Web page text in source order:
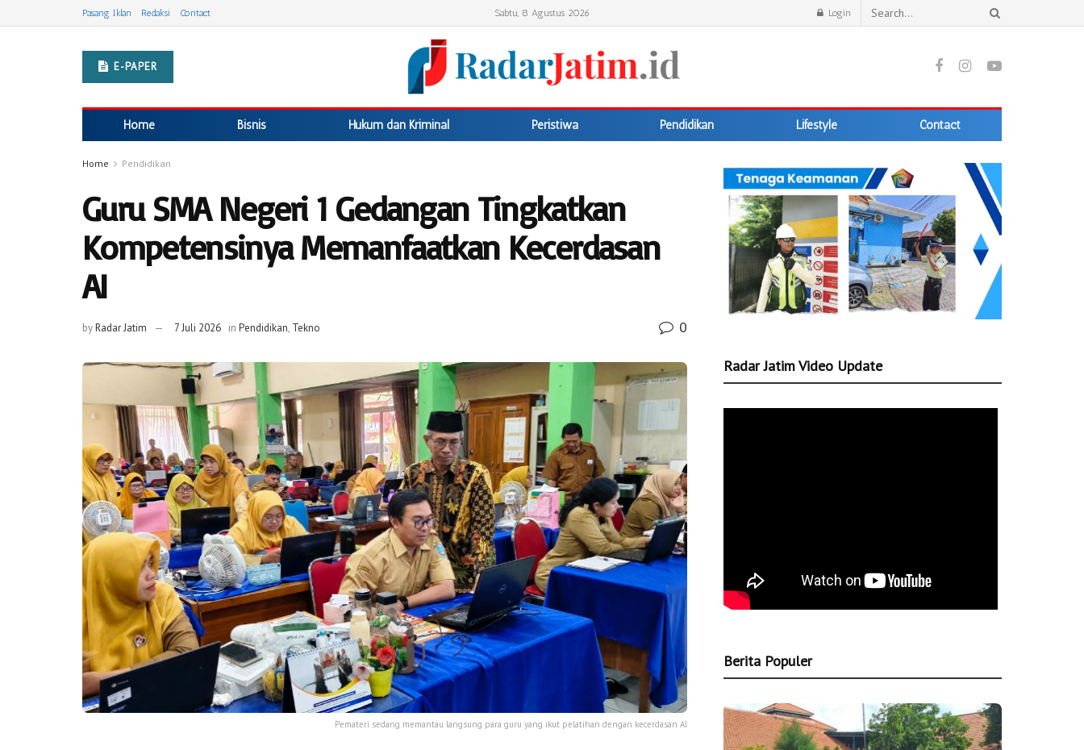
Pasang Iklan Redaksi Contact Sabtu, 8 Agustus 2026 Login
E-PAPER
Home Bisnis Hukum dan Kriminal Peristiwa Pendidikan Lifestyle Contact
Home Pendidikan
Guru SMA Negeri 1 Gedangan Tingkatkan
Kompetensinya Memanfaatkan Kecerdasan
AI
byRadar Jatim 7 Juli 2026 in Pendidikan, Tekno 0
Pemateri sedang memantau langsung para guru yang ikut pelatihan dengan kecerdasan AI
Radar Jatim Video Update
Berita Populer